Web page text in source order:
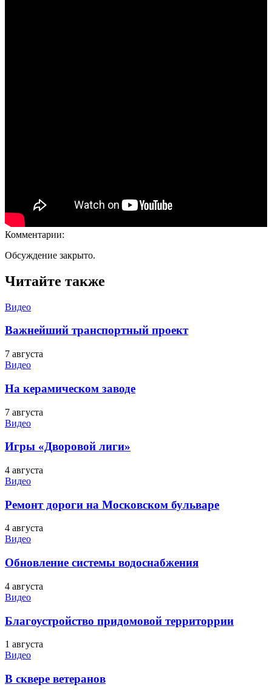
Комментарии:
Обсуждение закрыто.
Читайте также
Видео
Важнейший транспортный проект
7 августа
Видео
На керамическом заводе
7 августа
Видео
Игры «Дворовой лиги»
4 августа
Видео
Ремонт дороги на Московском бульваре
4 августа
Видео
Обновление системы водоснабжения
4 августа
Видео
Благоустройство придомовой территоррии
1 августа
Видео
В сквере ветеранов